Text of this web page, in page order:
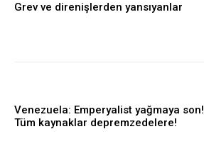
Grev ve direnişlerden yansıyanlar
Venezuela: Emperyalist yağmaya son!
Tüm kaynaklar depremzedelere!